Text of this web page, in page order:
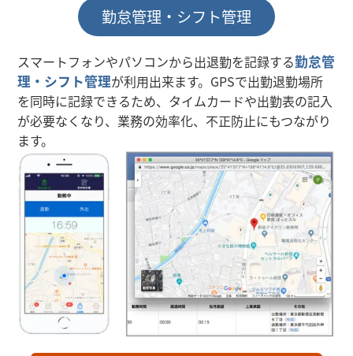
勤怠管理・シフト管理
スマートフォンやパソコンから出退勤を記録する勤怠管
理・シフト管理が利用出来ます。GPSで出勤退勤場所
を同時に記録できるため、タイムカードや出勤表の記入
が必要なくなり、業務の効率化、不正防止にもつながり
ます。